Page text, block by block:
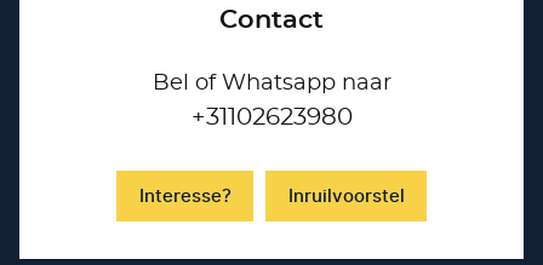
Contact
Bel of Whatsapp naar
+31102623980
Interesse? Inruilvoorstel